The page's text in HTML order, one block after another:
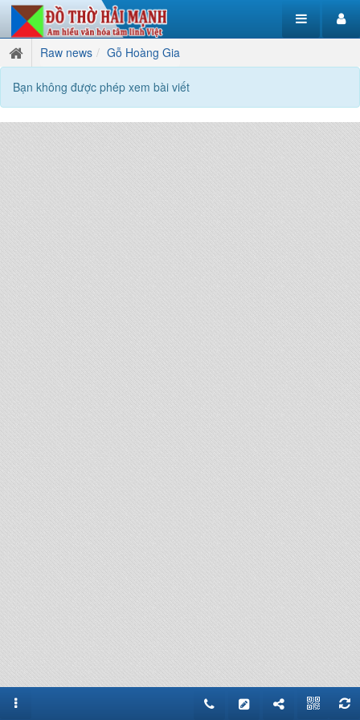
Raw news Gỗ Hoàng Gia
Bạn không được phép xem bài viết